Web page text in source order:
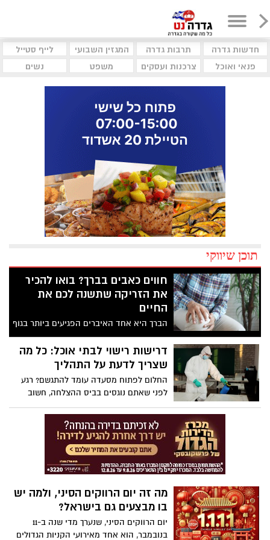
חדשות גדרה תרבות גדרה המגזין השבועי
לייף סטייל
פנאי ואוכל
צרכנות ועסקים משפט נשים
תוכן שיווקי
חווים כאבים בברך? בואו להכיר
את הזריקה שתשנה לכם את
החיים
הברך היא אחד האיברים הפגיעים ביותר בגוף
האדם. סיבה אחת לכך היא המבנה המורכב
שלה, והסיבה השנייה היא העומס הרב שחווה
המפרק הזה – גם במסגרת שגרת היומיום
מי שמבצע פעילות פיזית משמעותית. גם
משקל עודף מכביד על הברך, ועוד מקור
אפשרי לכאבים בחלק שמחבר את עצם הירך
לשוק הוא דלקת מפרקים ניוונית.
דרישות רישוי לבתי אוכל: כל מה
שצריך לדעת על התהליך
החלום לפתוח מסעדה עומד להתגשם? רגע
לפני שאתם נוגסים בביס ההצלחה, חשוב
לדעת שהדרך לפתיחת עסק בתחום המזון
אינה מסתכמת רק במנה טובה. לפני כן
נדרשת היכרות מעמיקה עם הדרישות
הרגולטוריות לבתי אוכל, כמו גם דרישות
הרישוי. מה צריך לבדוק לפני שפותחים בית
אוכל? איזה נספחים ומסמכים צריך לצרף
לעסק? במאמר זה נענה על השאלות
המרכזיות ואפילו נשאיר לכם קצת טעם של
עוד.
מה זה יום הרווקים הסיני, ולמה יש
בו מבצעים גם בישראל?
יום הרווקים הסיני, שנערך מדי שנה ב-11
בנובמבר, הוא אחד מאירועי הקניות הגדולים